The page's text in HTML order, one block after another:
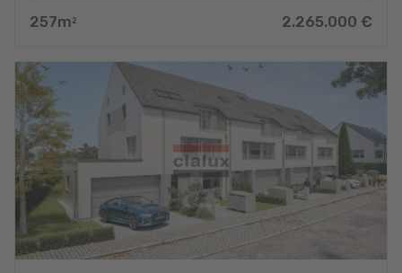
257m 2 2.265.000 €